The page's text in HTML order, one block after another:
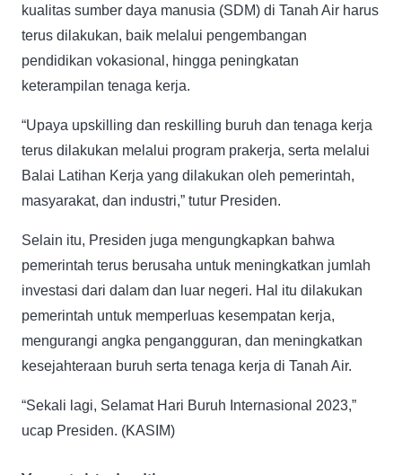
kualitas sumber daya manusia (SDM) di Tanah Air harus
terus dilakukan, baik melalui pengembangan
pendidikan vokasional, hingga peningkatan
keterampilan tenaga kerja.
“Upaya upskilling dan reskilling buruh dan tenaga kerja
terus dilakukan melalui program prakerja, serta melalui
Balai Latihan Kerja yang dilakukan oleh pemerintah,
masyarakat, dan industri,” tutur Presiden.
Selain itu, Presiden juga mengungkapkan bahwa
pemerintah terus berusaha untuk meningkatkan jumlah
investasi dari dalam dan luar negeri. Hal itu dilakukan
pemerintah untuk memperluas kesempatan kerja,
mengurangi angka pengangguran, dan meningkatkan
kesejahteraan buruh serta tenaga kerja di Tanah Air.
“Sekali lagi, Selamat Hari Buruh Internasional 2023,”
ucap Presiden. (KASIM)